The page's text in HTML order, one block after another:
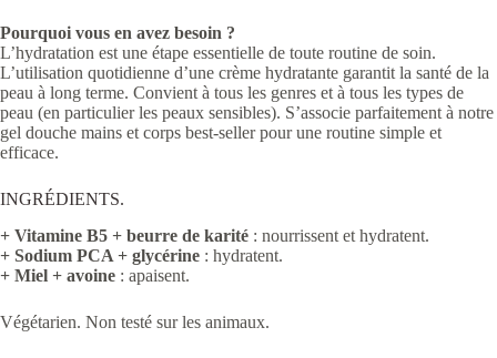
Pourquoi vous en avez besoin ?
L’hydratation est une étape essentielle de toute routine de soin.
L’utilisation quotidienne d’une crème hydratante garantit la santé de la
peau à long terme. Convient à tous les genres et à tous les types de
peau (en particulier les peaux sensibles). S’associe parfaitement à notre
gel douche mains et corps best-seller pour une routine simple et
efficace.
INGRÉDIENTS.
+ Vitamine B5 + beurre de karité : nourrissent et hydratent.
+ Sodium PCA + glycérine : hydratent.
+ Miel + avoine : apaisent.
Végétarien. Non testé sur les animaux.